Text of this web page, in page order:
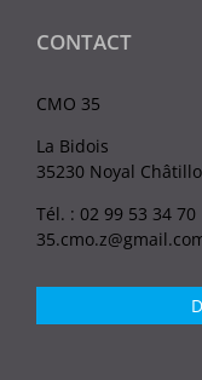
CONTACT
CMO 35
La Bidois
35230 Noyal
Tél. : 02 99 53 34 70